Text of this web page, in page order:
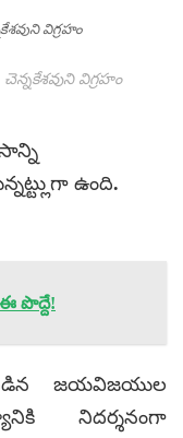
చెన్నకేశవుని విగ్రహం
ఉంది.
పొద్దే!
జయవిజయుల
నిదర్శనంగా